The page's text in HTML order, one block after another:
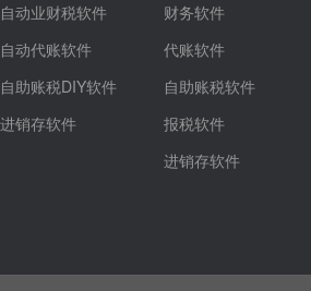
自动业财税软件
自动代账软件
自助账税DIY软件
进销存软件
财务软件
代账软件
自助账税软件
报税软件
进销存软件